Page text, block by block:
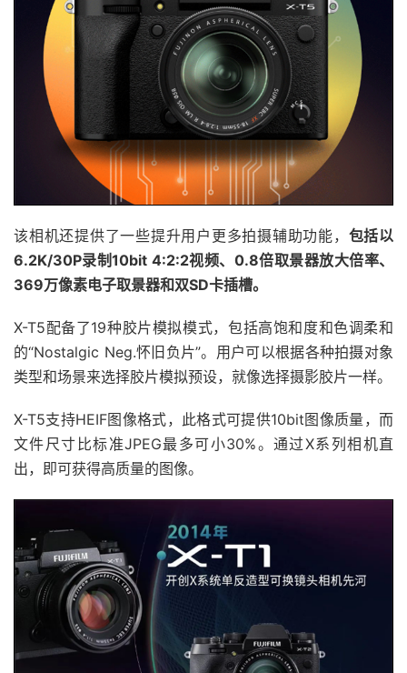
该相机还提供了一些提升用户更多拍摄辅助功能， 包括以
6.2K/30P录制10bit 4:2:2视频、0.8倍取景器放大倍率、
369万像素电子取景器和双SD卡插槽。
X-T5配备了19种胶片模拟模式，包括高饱和度和色调柔和
的“Nostalgic Neg.怀旧负片”。用户可以根据各种拍摄对象
类型和场景来选择胶片模拟预设，就像选择摄影胶片一样。
X-T5支持HEIF图像格式，此格式可提供10bit图像质量，而
文件尺寸比标准JPEG最多可小30%。通过X系列相机直
出，即可获得高质量的图像。